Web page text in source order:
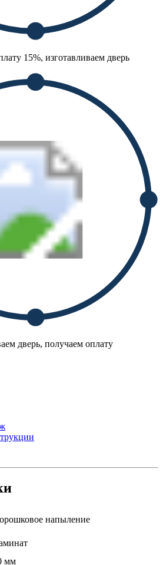
15%, изготавливаем дверь
дверь, получаем оплату
напыление
мм